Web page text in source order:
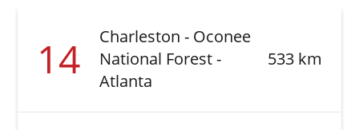
14
Charleston - Oconee
National Forest -
Atlanta
533 km